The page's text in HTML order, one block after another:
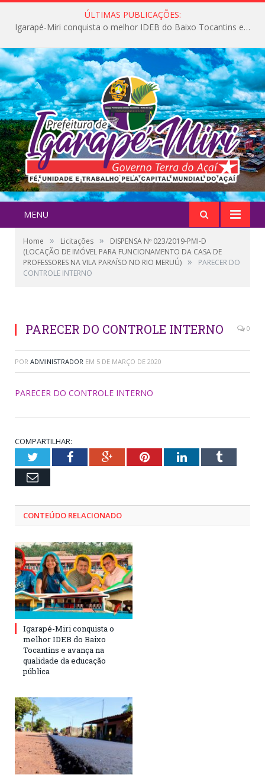
ÚLTIMAS PUBLICAÇÕES:
Igarapé-Miri conquista o melhor IDEB do Baixo Tocantins e avança na qualidade da educação pública
MENU
Home » Licitações »
DISPENSA Nº 023/2019-PMI-D
(LOCAÇÃO DE IMÓVEL PARA FUNCIONAMENTO DA CASA DE
PROFESSORES NA VILA PARAÍSO NO RIO MERUÚ) »
PARECER DO
CONTROLE INTERNO
PARECER DO CONTROLE INTERNO 0
POR ADMINISTRADOR EM 5 DE MARÇO DE 2020
PARECER DO CONTROLE INTERNO
COMPARTILHAR:
TwitterFacebookGoogle+PinterestLinkedInTumblr
Email
CONTEÚDO RELACIONADO
Igarapé-Miri conquista o
melhor IDEB do Baixo
Tocantins e avança na
qualidade da educação
pública